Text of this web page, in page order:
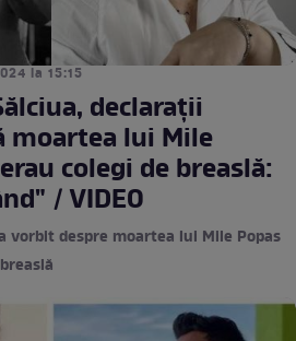
la 15:15
declarații
moartea lui Mile
colegi de breaslă:
/ VIDEO
vorbit despre moartea lui Mile Popas